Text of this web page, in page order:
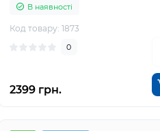
В наявності
Код товару: 1873
0
2399 грн.